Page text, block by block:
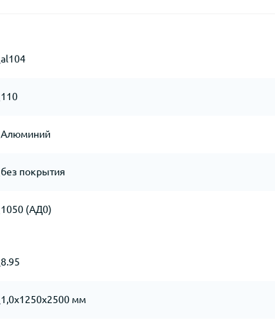
al104
110
Алюминий
без покрытия
1050 (АД0)
8.95
1,0х1250х2500 мм